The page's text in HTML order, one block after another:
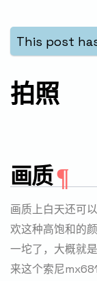
This post
拍照
画质
画质上白天还可
欢这种高饱和的
一坨了，大概就
来这个索尼